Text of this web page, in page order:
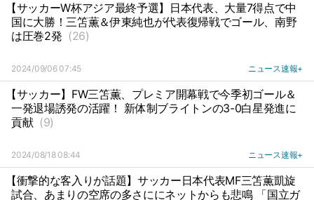
【サッカーW杯アジア最終予選】日本代表、大量7得点で中
国に大勝！三笘薫＆伊東純也が代表復帰戦でゴール、南野
は圧巻2発 (26)
2024/09/06 07:45 ニュース速報+
【サッカー】FW三笘薫、プレミア開幕戦で今季初ゴール＆
一発退場誘発の活躍！ 新体制ブライトンの3-0白星発進に
貢献 (9)
2024/08/18 08:44 ニュース速報+
【衝撃的な客入りが話題】サッカー日本代表MF三笘薫凱旋
試合、あまりの空席の多さににネットからも悲鳴 「国立ガ